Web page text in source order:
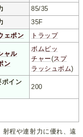
85/35
35F
ェポン
トラップ
ャル
ン
ボムピッ
チャー(スプ
ラッシュボム)
ポイン
200
射程や連射力に優れ、遠